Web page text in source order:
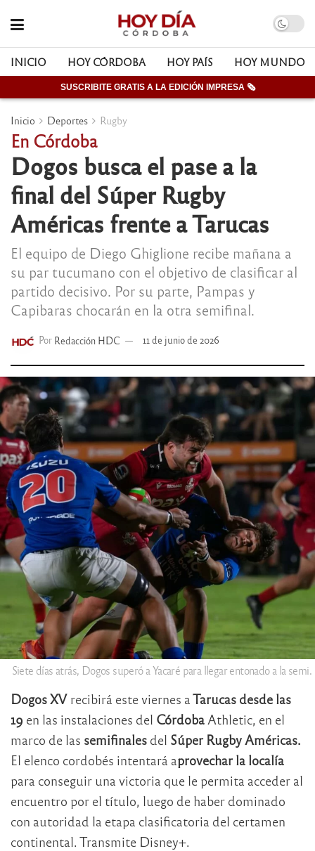
INICIO HOY CÓRDOBA HOY PAÍS HOY MUNDO
SUSCRIBITE GRATIS A LA EDICIÓN IMPRESA 🗞
Inicio Deportes Rugby
En Córdoba
Dogos busca el pase a la
final del Súper Rugby
Américas frente a Tarucas
El equipo de Diego Ghiglione recibe mañana a
su par tucumano con el objetivo de clasificar al
partido decisivo. Por su parte, Pampas y
Capibaras chocarán en la otra semifinal.
Por Redacción HDC 11 de junio de 2026
Siete días atrás, Dogos superó a Yacaré para llegar entonado a la semi.
Dogos XV recibirá este viernes aTarucas desde las
19 en las instalaciones del Córdoba Athletic, en el
marco de las semifinales del Súper Rugby Américas.
El elenco cordobés intentará aprovechar la localía
para conseguir una victoria que le permita acceder al
encuentro por el título, luego de haber dominado
con autoridad la etapa clasificatoria del certamen
continental. Transmite Disney+.